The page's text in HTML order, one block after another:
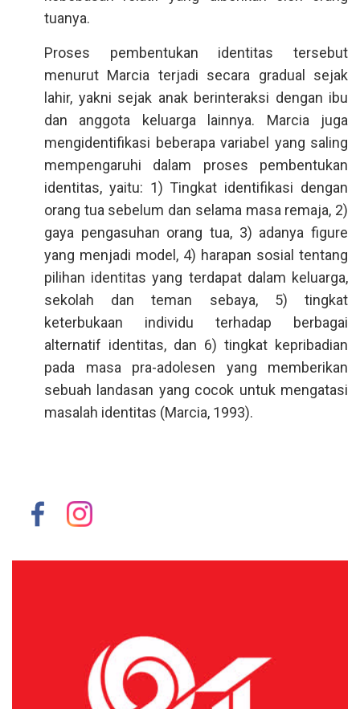
tuanya.
Proses pembentukan identitas tersebut
menurut Marcia terjadi secara gradual sejak
lahir, yakni sejak anak berinteraksi dengan ibu
dan anggota keluarga lainnya. Marcia juga
mengidentifikasi beberapa variabel yang saling
mempengaruhi dalam proses pembentukan
identitas, yaitu: 1) Tingkat identifikasi dengan
orang tua sebelum dan selama masa remaja, 2)
gaya pengasuhan orang tua, 3) adanya figure
yang menjadi model, 4) harapan sosial tentang
pilihan identitas yang terdapat dalam keluarga,
sekolah dan teman sebaya, 5) tingkat
keterbukaan individu terhadap berbagai
alternatif identitas, dan 6) tingkat kepribadian
pada masa pra-adolesen yang memberikan
sebuah landasan yang cocok untuk mengatasi
masalah identitas (Marcia, 1993).